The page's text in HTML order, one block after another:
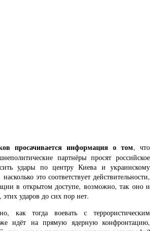
просачивается информация о том, что
партнёры просят российское
удары по центру Киева и украинскому
это соответствует действительности,
в открытом доступе, возможно, так оно и
этих ударов до сих пор нет.
как тогда воевать с террористическим
идёт на прямую ядерную конфронтацию,